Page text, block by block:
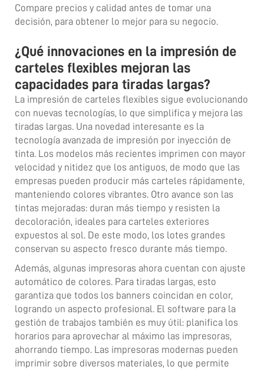
Compare precios y calidad antes de tomar una
decisión, para obtener lo mejor para su negocio.
¿Qué innovaciones en la impresión de
carteles flexibles mejoran las
capacidades para tiradas largas?
La impresión de carteles flexibles sigue evolucionando
con nuevas tecnologías, lo que simplifica y mejora las
tiradas largas. Una novedad interesante es la
tecnología avanzada de impresión por inyección de
tinta. Los modelos más recientes imprimen con mayor
velocidad y nitidez que los antiguos, de modo que las
empresas pueden producir más carteles rápidamente,
manteniendo colores vibrantes. Otro avance son las
tintas mejoradas: duran más tiempo y resisten la
decoloración, ideales para carteles exteriores
expuestos al sol. De este modo, los lotes grandes
conservan su aspecto fresco durante más tiempo.
Además, algunas impresoras ahora cuentan con ajuste
automático de colores. Para tiradas largas, esto
garantiza que todos los banners coincidan en color,
logrando un aspecto profesional. El software para la
gestión de trabajos también es muy útil: planifica los
horarios para aprovechar al máximo las impresoras,
ahorrando tiempo. Las impresoras modernas pueden
imprimir sobre diversos materiales, lo que permite